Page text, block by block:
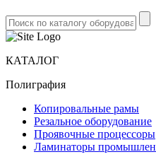
КАТАЛОГ
Полиграфия
Копировальные рамы
Резальное оборудование
Проявочные процессоры
Ламинаторы